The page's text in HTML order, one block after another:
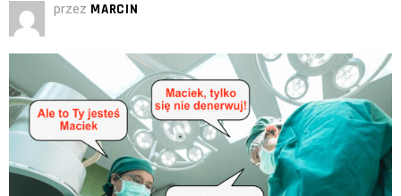
przez MARCIN